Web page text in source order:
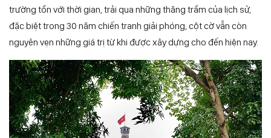
trường tồn với thời gian, trải qua những thăng trầm của lịch sử,
đặc biệt trong 30 năm chiến tranh giải phóng, cột cờ vẫn còn
nguyên vẹn những giá trị từ khi được xây dựng cho đến hiện nay.